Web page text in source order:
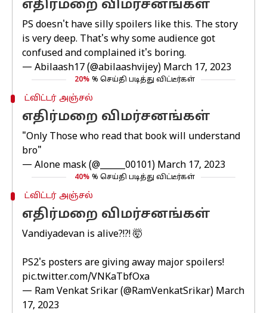
எதிர்மறை விமர்சனங்கள்
PS doesn't have silly spoilers like this. The story
is very deep. That's why some audience got
confused and complained it's boring.
— Abilaash17 (@abilaashvijey) March 17, 2023
20% % செய்தி படித்து விட்டீர்கள்
ட்விட்டர் அஞ்சல்
எதிர்மறை விமர்சனங்கள்
"Only Those who read that book will understand
bro"
— Alone mask (@______00101) March 17, 2023
40% % செய்தி படித்து விட்டீர்கள்
ட்விட்டர் அஞ்சல்
எதிர்மறை விமர்சனங்கள்
Vandiyadevan is alive?!?! 🤯
PS2's posters are giving away major spoilers!
pic.twitter.com/VNKaTbfOxa
— Ram Venkat Srikar (@RamVenkatSrikar) March
17, 2023